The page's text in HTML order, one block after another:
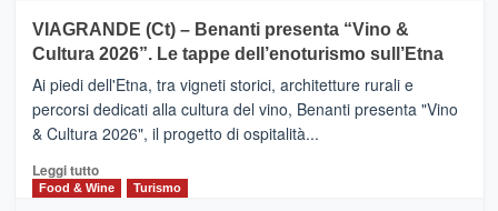
Anche
la
Alcantara
nei
primi
nella
classifica
IL
SAN
DOMENICO
PALACE
TAORMINA,
UN
HOTEL
FOUR
VIAGRANDE (Ct) – Benanti presenta “Vino &
Cultura 2026”. Le tappe dell’enoturismo sull’Etna
Ai piedi dell'Etna, tra vigneti storici, architetture rurali e
percorsi dedicati alla cultura del vino, Benanti presenta "Vino
& Cultura 2026", il progetto di ospitalità...
Leggi tuttoLeggi
di
Food & Wine Turismo